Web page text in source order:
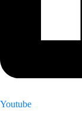
Youtube